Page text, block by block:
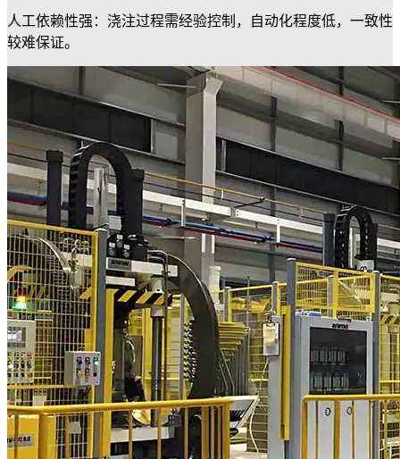
​人工依赖性强：浇注过程需经验控制，自动化程度低，一致性
较难保证。